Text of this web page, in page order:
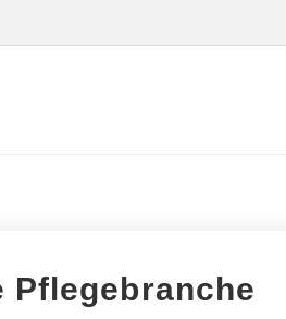
Pflegebranche